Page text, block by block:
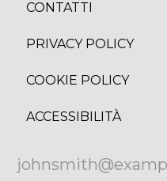
CONTATTI
PRIVACY POLICY
COOKIE POLICY
ACCESSIBILITÀ